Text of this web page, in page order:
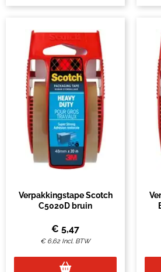
Verpakkingstape Scotch
C5020D bruin
€ 5,47
€ 6,62 Incl. BTW